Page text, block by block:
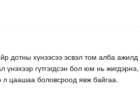
дотны хүнээсээ эсвэл том алба ажилд
гүтгэгдсэн бол юм нь жигдэрнэ,
л цаашаа боловсроод явж байгаа.